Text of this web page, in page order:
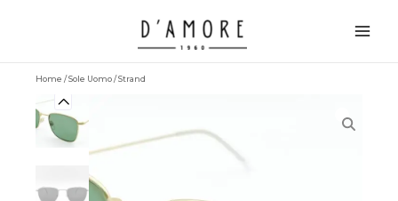
Home /Sole Uomo/ Strand